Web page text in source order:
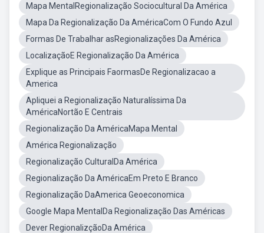
Mapa MentalRegionalização Sociocultural Da América
Mapa Da Regionalização Da AméricaCom O Fundo Azul
Formas De Trabalhar asRegionalizações Da América
LocalizaçãoE Regionalização Da América
Explique as Principais FaormasDe Regionalizacao a
America
Apliquei a Regionalização Naturalíssima Da
AméricaNortão E Centrais
Regionalização Da AméricaMapa Mental
América Regionalização
Regionalização CulturalDa América
Regionalização Da AméricaEm Preto E Branco
Regionalização DaAmerica Geoeconomica
Google Mapa MentalDa Regionalização Das Américas
Dever RegionalizçãoDa América